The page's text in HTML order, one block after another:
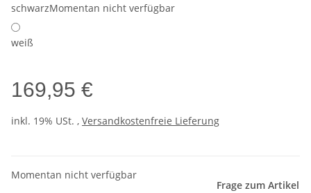
schwarzMomentan nicht verfügbar
weiß
169,95 €
inkl. 19% USt. , Versandkostenfreie Lieferung
Momentan nicht verfügbar
Frage zum Artikel